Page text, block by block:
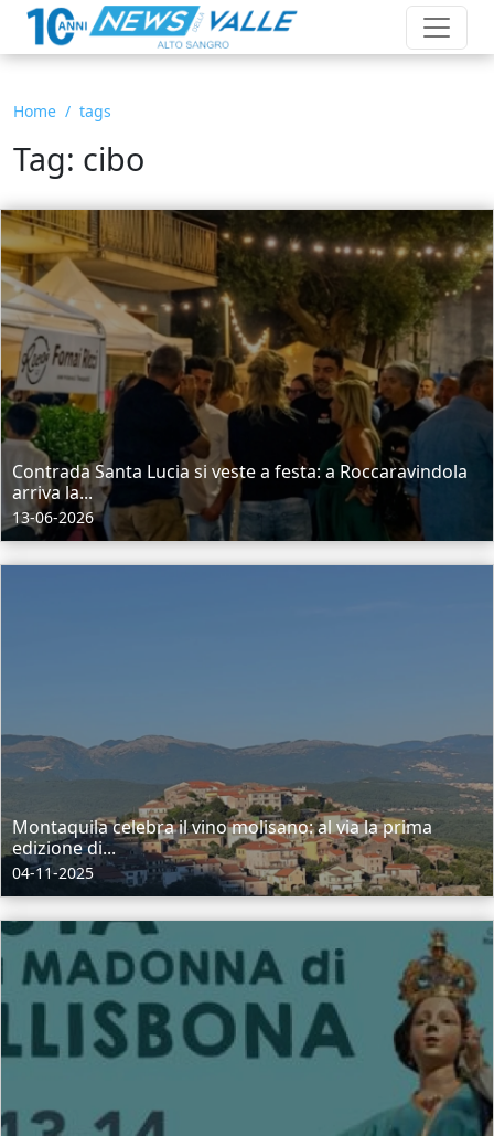
Home tags
Tag: cibo
Contrada Santa Lucia si veste a festa: a Roccaravindola
arriva la...
13-06-2026
Montaquila celebra il vino molisano: al via la prima
edizione di...
04-11-2025